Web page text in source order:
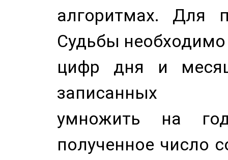
алгоритмах. Для
Судьбы
цифр дня и
записанных
умножить на
полученное число